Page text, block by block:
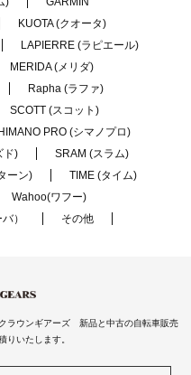
KUOTA (クオータ)
LAPIERRE (ラピエール)
MERIDA (メリダ)
Rapha (ラファ)
SCOTT (スコット)
PRO (シマノプロ)
ド)
SRAM (スラム)
ーン)
TIME (タイム)
Wahoo(ワフー)
）
その他
ラウンギアーズ 新品と中古の自転車販売
りいたします。